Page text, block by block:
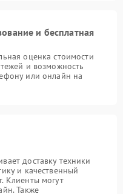
и бесплатная
оценка стоимости
и возможность
или онлайн на
доставку техники
и качественный
Клиенты могут
Также